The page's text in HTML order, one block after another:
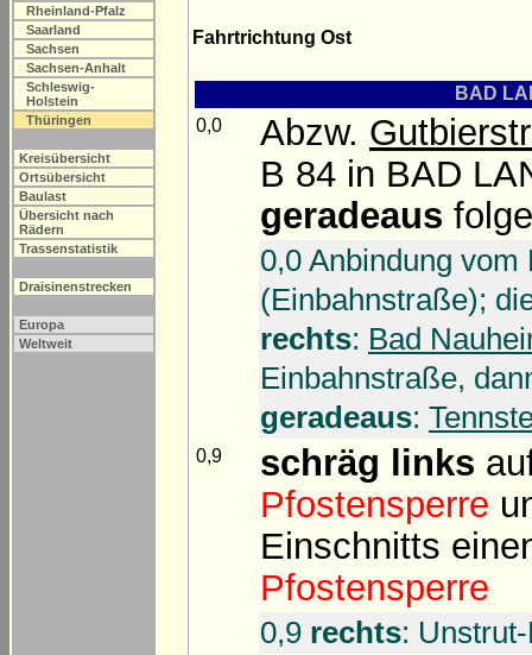
Rheinland-Pfalz
Saarland
Sachsen
Sachsen-Anhalt
Schleswig-
Holstein
Thüringen
Kreisübersicht
Ortsübersicht
Baulast
Übersicht nach
Rädern
Trassenstatistik
Draisinenstrecken
Europa
Weltweit
Fahrtrichtung Ost
BAD
0,0
Abzw.
B 84 in BAD
geradeaus
0,0 Anbindung
(Einbahnstraße);
rechts: Bad
Einbahnstraße,
geradeaus:
0,9 schräg links
Pfostensperre
Einschnitts
Pfostensperre
0,9 rechts: